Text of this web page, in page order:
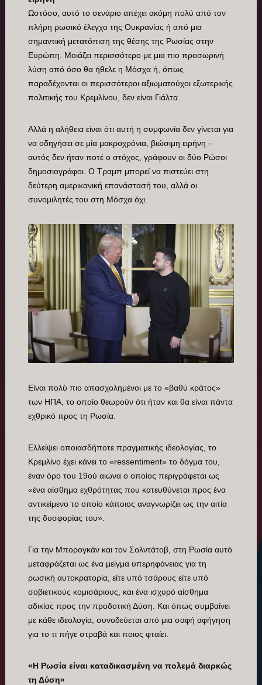
Ωστόσο, αυτό το σενάριο απέχει ακόμη πολύ από τον
πλήρη ρωσικό έλεγχο της Ουκρανίας ή από μια
σημαντική μετατόπιση της θέσης της Ρωσίας στην
Ευρώπη. Μοιάζει περισσότερο με μια πιο προσωρινή
λύση από όσο θα ήθελε η Μόσχα ή, όπως
παραδέχονται οι περισσότεροι αξιωματούχοι εξωτερικής
πολιτικής του Κρεμλίνου, δεν είναι Γιάλτα.
Αλλά η αλήθεια είναι ότι αυτή η συμφωνία δεν γίνεται για
να οδηγήσει σε μία μακροχρόνια, βιώσιμη ειρήνη –
αυτός δεν ήταν ποτέ ο στόχος, γράφουν οι δύο Ρώσοι
δημοσιογράφοι. Ο Τραμπ μπορεί να πιστεύει στη
δεύτερη αμερικανική επανάστασή του, αλλά οι
συνομιλητές του στη Μόσχα όχι.
Είναι πολύ πιο απασχολημένοι με το «βαθύ κράτος»
των ΗΠΑ, το οποίο θεωρούν ότι ήταν και θα είναι πάντα
εχθρικό προς τη Ρωσία.
Ελλείψει οποιασδήποτε πραγματικής ιδεολογίας, το
Κρεμλίνο έχει κάνει το «ressentiment» το δόγμα του,
έναν όρο του 19ού αιώνα ο οποίος περιγράφεται ως
«ένα αίσθημα εχθρότητας που κατευθύνεται προς ένα
αντικείμενο το οποίο κάποιος αναγνωρίζει ως την αιτία
της δυσφορίας του».
Για την Μπορογκάν και τον Σολντάτοβ, στη Ρωσία αυτό
μεταφράζεται ως ένα μείγμα υπερηφάνειας για τη
ρωσική αυτοκρατορία, είτε υπό τσάρους είτε υπό
σοβιετικούς κομισάριους, και ένα ισχυρό αίσθημα
αδικίας προς την προδοτική Δύση. Και όπως συμβαίνει
με κάθε ιδεολογία, συνοδεύεται από μια σαφή αφήγηση
για το τι πήγε στραβά και ποιος φταίει.
«Η Ρωσία είναι καταδικασμένη να πολεμά διαρκώς
τη Δύση»